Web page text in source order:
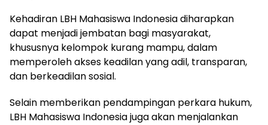
Kehadiran LBH Mahasiswa Indonesia diharapkan
dapat menjadi jembatan bagi masyarakat,
khususnya kelompok kurang mampu, dalam
memperoleh akses keadilan yang adil, transparan,
dan berkeadilan sosial.
Selain memberikan pendampingan perkara hukum,
LBH Mahasiswa Indonesia juga akan menjalankan